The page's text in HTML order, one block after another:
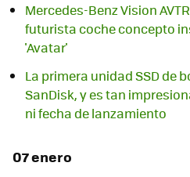
Mercedes-Benz Vision
futurista coche concepto
'Avatar'
La primera unidad SSD de
SanDisk, y es tan
ni fecha de lanzamiento
07 enero